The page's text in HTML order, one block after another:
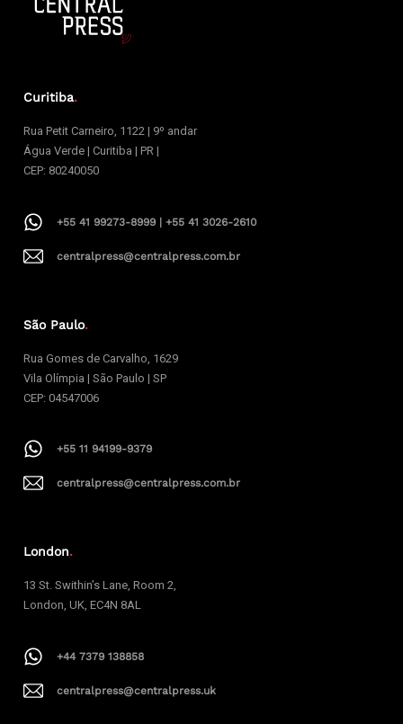
Curitiba.
Rua Petit Carneiro, 1122 | 9º andar
Água Verde | Curitiba | PR |
CEP: 80240050
+55 41 99273-8999 | +55 41 3026-2610
centralpress@centralpress.com.br
São Paulo.
Rua Gomes de Carvalho, 1629
Vila Olímpia | São Paulo | SP
CEP: 04547006
+55 11 94199-9379
centralpress@centralpress.com.br
London.
13 St. Swithin’s Lane, Room 2,
London, UK, EC4N 8AL
+44 7379 138858
centralpress@centralpress.uk